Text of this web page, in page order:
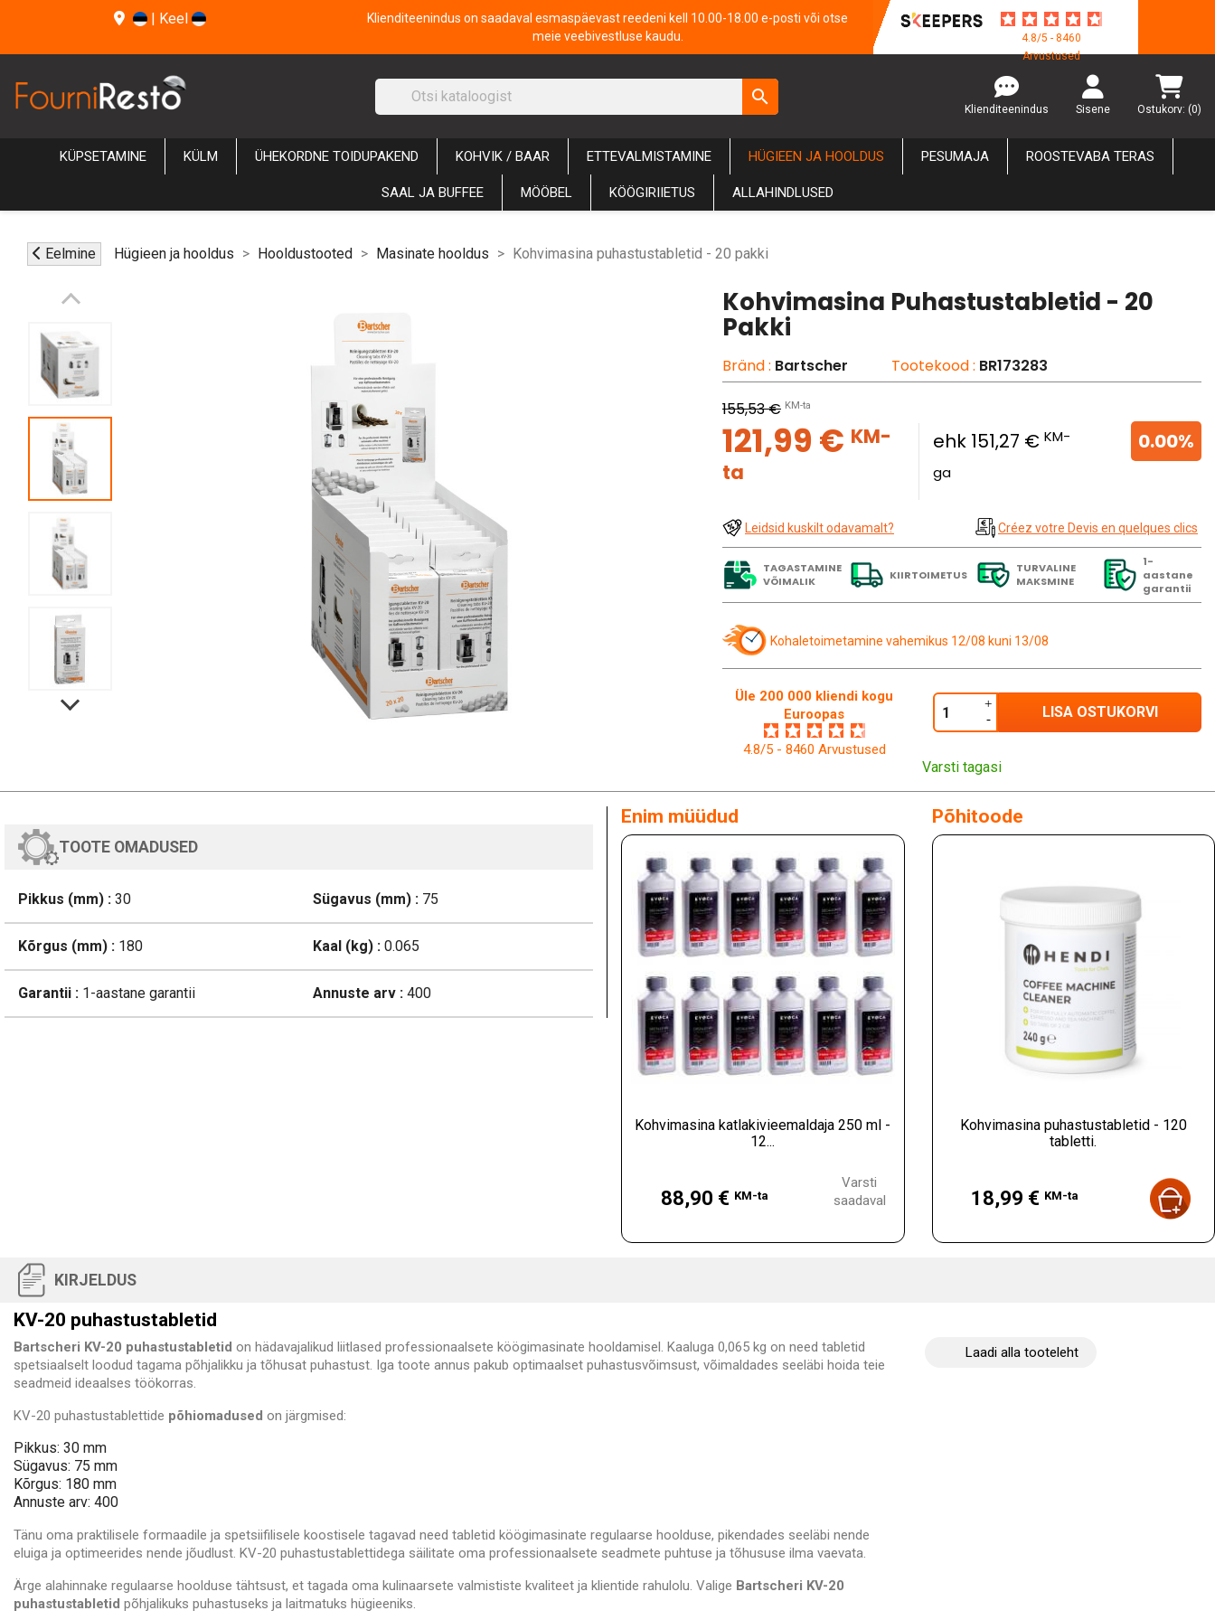
| Keel
Klienditeenindus on saadaval esmaspäevast reedeni kell 10.00-18.00 e-posti või otse
meie veebivestluse kaudu.
4.8/5 - 8460
Arvustused
search
Klienditeenindus Sisene Ostukorv: (0)
KÜPSETAMINE KÜLM ÜHEKORDNE TOIDUPAKEND KOHVIK / BAAR ETTEVALMISTAMINE HÜGIEEN JA HOOLDUS PESUMAJA ROOSTEVABA TERAS
SAAL JA BUFFEE MÖÖBEL KÖÖGIRIIETUS ALLAHINDLUSED
Eelmine Hügieen ja hooldus Hooldustooted Masinate hooldus Kohvimasina puhastustabletid - 20 pakki
Kohvimasina Puhastustabletid - 20
Pakki
Bränd : Bartscher Tootekood : BR173283
155,53 € KM-ta
121,99 € KM-
ta
ehk 151,27 €KM-
ga
0.00%
Leidsid kuskilt odavamalt? Créez votre Devis en quelques clics
TAGASTAMINE
VÕIMALIK
KIIRTOIMETUS
TURVALINE
MAKSMINE
1-
aastane
garantii
Kohaletoimetamine vahemikus 12/08 kuni 13/08
Üle 200 000 kliendi kogu
Euroopas
4.8/5 - 8460 Arvustused
LISA OSTUKORVI
Varsti tagasi
TOOTE OMADUSED
Pikkus (mm) : 30 Sügavus (mm) :75
Kõrgus (mm) : 180 Kaal (kg) :0.065
Garantii : 1-aastane garantii Annuste arv :400
Enim müüdud
Kohvimasina katlakivieemaldaja 250 ml -
12...
88,90 € KM-ta
Varsti
saadaval
Põhitoode
Kohvimasina puhastustabletid - 120
tabletti.
18,99 € KM-ta
KIRJELDUS
KV-20 puhastustabletid
Bartscheri KV-20 puhastustabletid on hädavajalikud liitlased professionaalsete köögimasinate hooldamisel. Kaaluga 0,065 kg on need tabletid
spetsiaalselt loodud tagama põhjalikku ja tõhusat puhastust. Iga toote annus pakub optimaalset puhastusvõimsust, võimaldades seeläbi hoida teie
seadmeid ideaalses töökorras.
KV-20 puhastustablettide põhiomadused on järgmised:
Pikkus: 30 mm
Sügavus: 75 mm
Kõrgus: 180 mm
Annuste arv: 400
Tänu oma praktilisele formaadile ja spetsiifilisele koostisele tagavad need tabletid köögimasinate regulaarse hoolduse, pikendades seeläbi nende
eluiga ja optimeerides nende jõudlust. KV-20 puhastustablettidega säilitate oma professionaalsete seadmete puhtuse ja tõhususe ilma vaevata.
Ärge alahinnake regulaarse hoolduse tähtsust, et tagada oma kulinaarsete valmististe kvaliteet ja klientide rahulolu. Valige Bartscheri KV-20
puhastustabletid põhjalikuks puhastuseks ja laitmatuks hügieeniks.
Laadi alla tooteleht